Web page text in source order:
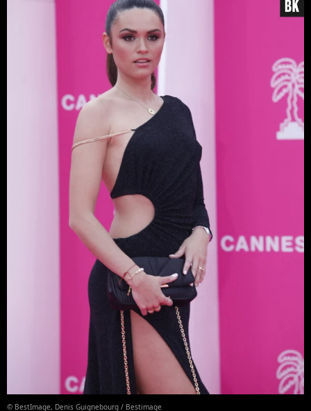
© BestImage, Denis Guignebourg / Bestimage